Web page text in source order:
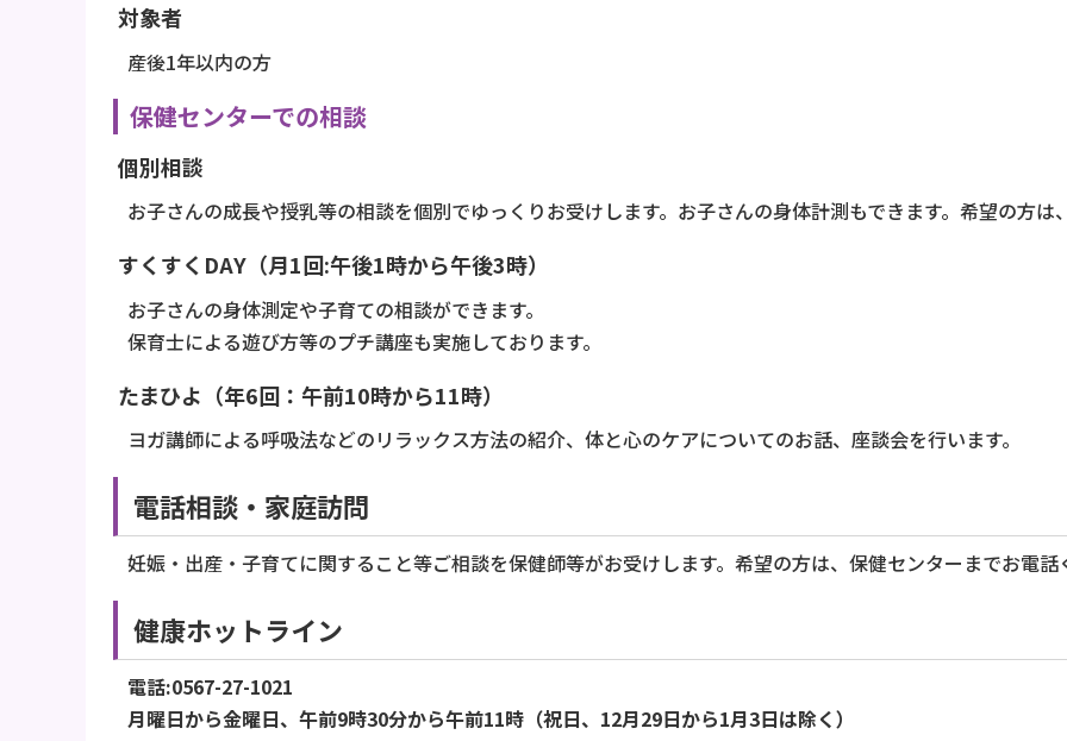
対象者
産後1年以内の方
保健センターでの相談
個別相談
お子さんの成長や授乳等の相談を個別でゆっくりお受けします。お子さんの身体計測もできます。希望の方
すくすくDAY（月1回:午後1時から午後3時）
お子さんの身体測定や子育ての相談ができます。
保育士による遊び方等のプチ講座も実施しております。
たまひよ（年6回：午前10時から11時）
ヨガ講師による呼吸法などのリラックス方法の紹介、体と心のケアについてのお話、座談会を行います。
電話相談・家庭訪問
妊娠・出産・子育てに関すること等ご相談を保健師等がお受けします。希望の方は、保健センターまでお電話
健康ホットライン
電話:0567-27-1021
月曜日から金曜日、午前9時30分から午前11時（祝日、12月29日から1月3日は除く）